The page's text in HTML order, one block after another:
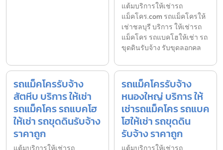
แต้มบริการให้เช่ารถ
แม็คโคร.com รถแม็คโครให้
เช่าชลบุรี บริการ ให้เช่ารถ
แม็คโคร รถแบคโฮให้เช่า รถ
ขุดดินรับจ้าง รับขุดลอกคล
รถแม็คโครรับจ้าง
สัตหีบ บริการ ให้เช่า
รถแม็คโคร รถแบคโฮ
ให้เช่า รถขุดดินรับจ้าง
ราคาถูก
รถแม็คโครรับจ้าง
หนองใหญ่ บริการ ให้
เช่ารถแม็คโคร รถแบค
โฮให้เช่า รถขุดดิน
รับจ้าง ราคาถูก